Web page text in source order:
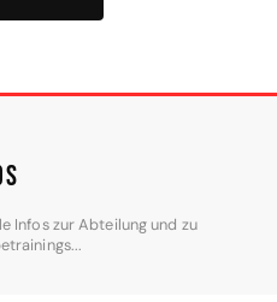
Infos zur Abteilung und zu